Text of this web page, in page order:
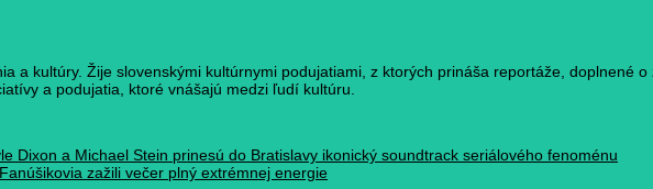
a kultúry. Žije slovenskými kultúrnymi podujatiami, z ktorých prináša reportáže, doplnené o
a podujatia, ktoré vnášajú medzi ľudí kultúru.
Dixon a Michael Stein prinesú do Bratislavy ikonický soundtrack seriálového fenoménu
zažili večer plný extrémnej energie